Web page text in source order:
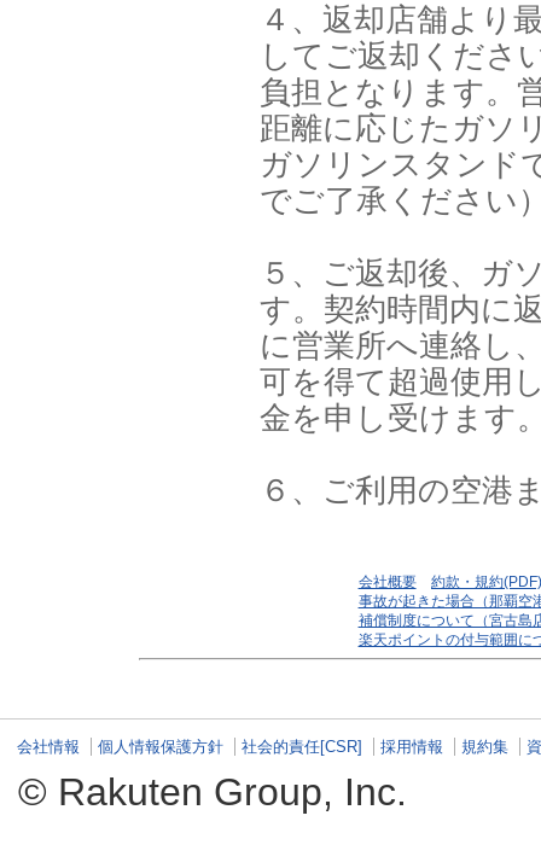
４、返却店舗より
してご返却くださ
負担となります。
距離に応じたガソ
ガソリンスタンド
でご了承ください
５、ご返却後、ガ
す。契約時間内に
に営業所へ連絡し
可を得て超過使用
金を申し受けます
６、ご利用の空港
会社概要
約款・規約
事故が起きた場合（那覇空
補償制度について（宮古島
楽天ポイントの付与範囲に
会社情報 個人情報保護方針 社会的責任[CSR] 採用情報 規約集
© Rakuten Group, Inc.